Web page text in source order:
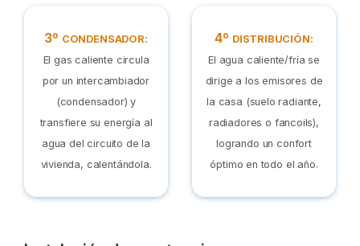
3º CONDENSADOR:
El gas caliente circula
por un intercambiador
(condensador) y
transfiere su energía al
agua del circuito de la
vivienda, calentándola.
4º DISTRIBUCIÓN:
El agua caliente/fría se
dirige a los emisores de
la casa (suelo radiante,
radiadores o fancoils),
logrando un confort
óptimo en todo el año.